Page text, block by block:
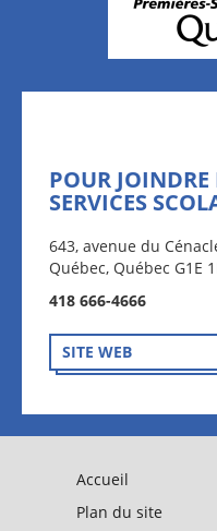
POUR JOINDRE
SERVICES
643, avenue du
Québec, Québec G1E
418 666-4666
SITE WEB
Accueil
Plan du site